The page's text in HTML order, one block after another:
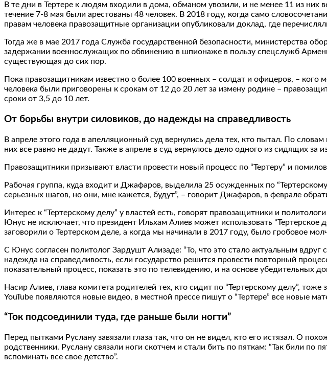
В те дни в Тертере к людям входили в дома, обманом увозили, и не менее 11 из
течение 7-8 мая были арестованы 48 человек. В 2018 году, когда само
правам человека правозащитные организации опубликовали доклад, где
Тогда же в мае 2017 года Служба государственной безопасности, министерства
задержании военнослужащих по обвинению в шпионаже в пользу спецслужб
существующая до сих пор.
Пока правозащитникам известно о более 100 военных – солдат и офицеров, –
человека были приговорены к срокам от 12 до 20 лет за измену родине –
сроки от 3,5 до 10 лет.
От борьбы внутри силовиков, до надежды на справедливость
В апреле этого года в апелляционный суд вернулись дела тех, кто пытал. По
них все равно не дадут. Также в апреле в суд вернулось дело одного из сидящих
Правозащитники призывают власти провести новый процесс по “Тертеру” и
Рабочая группа, куда входит и Джафаров, выделила 25 осужденных по
серьезных шагов, но они, мне кажется, будут”, – говорит Джафаров, в феврале
Интерес к “Тертерскому делу” у властей есть, говорят правозащитники и
Юнус не исключает, что президент Ильхам Алиев может использовать
заговорили о Тертерском деле, а когда мы начинали в 2017 году, было гробовое
С Юнус согласен политолог Зардушт Ализаде: “То, что это стало актуальным вдруг
надежда на справедливость, если государство решится провести повторный
показательный процесс, показать это по телевидению, и на основе убедительных
Насир Алиев, глава комитета родителей тех, кто сидит по “Тертерскому делу”,
YouTube появляются новые видео, в местной прессе пишут о “Тертере” все новые
“Ток подсоединили туда, где раньше были ногти”
Перед пытками Руслану завязали глаза так, что он не видел, кто его истязал. О
родственники. Руслану связали ноги скотчем и стали бить по пяткам: “Так били по
вспоминать все свое детство”.